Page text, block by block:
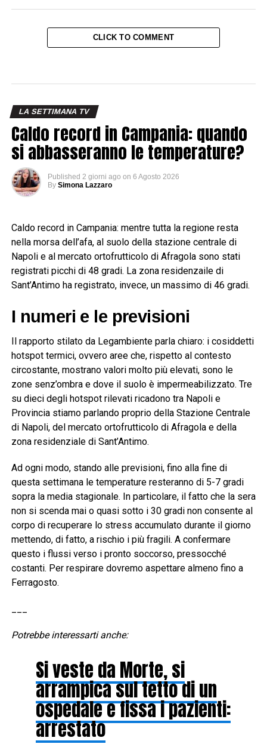
CLICK TO COMMENT
LA SETTIMANA TV
Caldo record in Campania: quando
si abbasseranno le temperature?
Published 2 giorni ago on 6 Agosto 2026
By Simona Lazzaro
Caldo record in Campania: mentre tutta la regione resta
nella morsa dell’afa, al suolo della stazione centrale di
Napoli e al mercato ortofrutticolo di Afragola sono stati
registrati picchi di 48 gradi. La zona residenzaile di
Sant’Antimo ha registrato, invece, un massimo di 46 gradi.
I numeri e le previsioni
Il rapporto stilato da Legambiente parla chiaro: i cosiddetti
hotspot termici, ovvero aree che, rispetto al contesto
circostante, mostrano valori molto più elevati, sono le
zone senz’ombra e dove il suolo è impermeabilizzato. Tre
su dieci degli hotspot rilevati ricadono tra Napoli e
Provincia stiamo parlando proprio della Stazione Centrale
di Napoli, del mercato ortofrutticolo di Afragola e della
zona residenziale di Sant’Antimo.
Ad ogni modo, stando alle previsioni, fino alla fine di
questa settimana le temperature resteranno di 5-7 gradi
sopra la media stagionale. In particolare, il fatto che la sera
non si scenda mai o quasi sotto i 30 gradi non consente al
corpo di recuperare lo stress accumulato durante il giorno
mettendo, di fatto, a rischio i più fragili. A confermare
questo i flussi verso i pronto soccorso, pressocché
costanti. Per respirare dovremo aspettare almeno fino a
Ferragosto.
Potrebbe interessarti anche:
Si veste da Morte, si
arrampica sul tetto di un
ospedale e fissa i pazienti:
arrestato